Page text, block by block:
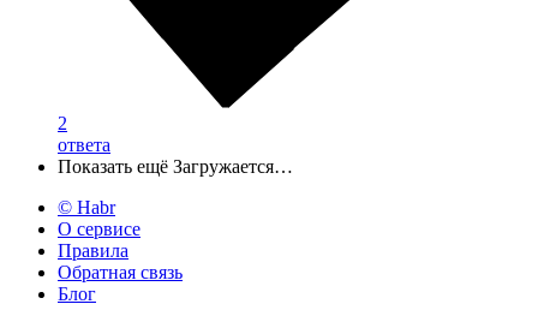
2
ответа
Показать ещё Загружается…
© Habr
О сервисе
Правила
Обратная связь
Блог